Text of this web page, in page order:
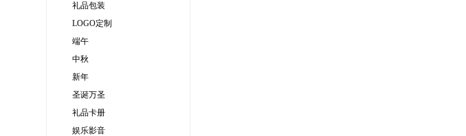
礼品包装
LOGO定制
端午
中秋
新年
圣诞万圣
礼品卡册
娱乐影音